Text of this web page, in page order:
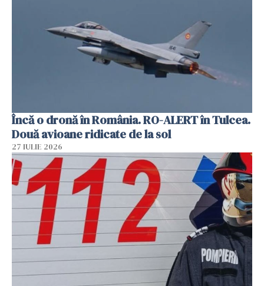
Încă o dronă în România. RO-ALERT în Tulcea.
Două avioane ridicate de la sol
27 IULIE 2026